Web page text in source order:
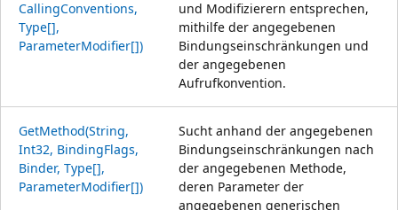
CallingConventions,
Type[],
ParameterModifier[])
und Modifizierern entsprechen,
mithilfe der angegebenen
Bindungseinschränkungen und
der angegebenen
Aufrufkonvention.
GetMethod(String,
Int32, BindingFlags,
Binder, Type[],
ParameterModifier[])
Sucht anhand der angegebenen
Bindungseinschränkungen nach
der angegebenen Methode,
deren Parameter der
angegebenen generischen